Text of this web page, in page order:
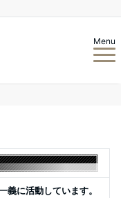
Menu
義に活動しています。